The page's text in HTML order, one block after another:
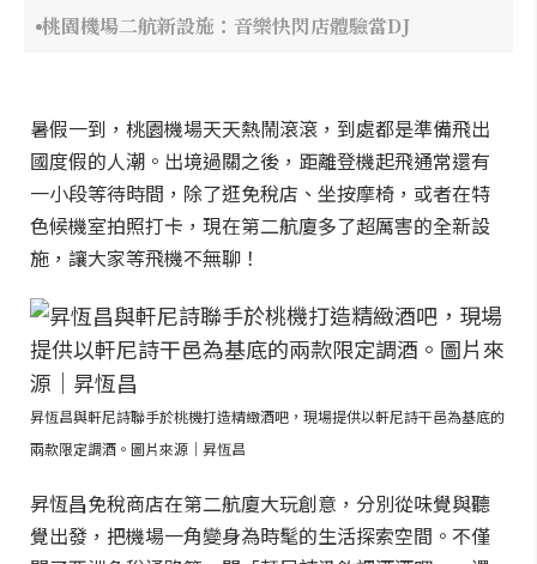
桃園機場二航新設施：音樂快閃店體驗當DJ
暑假一到，桃園機場天天熱鬧滾滾，到處都是準備飛出
國度假的人潮。出境過關之後，距離登機起飛通常還有
一小段等待時間，除了逛免稅店、坐按摩椅，或者在特
色候機室拍照打卡，現在第二航廈多了超厲害的全新設
施，讓大家等飛機不無聊！
昇恆昌與軒尼詩聯手於桃機打造精緻酒吧，現場提供以軒尼詩干邑為基底的
兩款限定調酒。圖片來源｜昇恆昌
昇恆昌免稅商店在第二航廈大玩創意，分別從味覺與聽
覺出發，把機場一角變身為時髦的生活探索空間。不僅